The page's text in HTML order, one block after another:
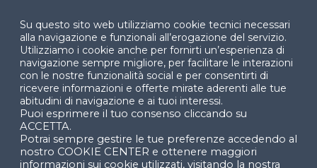
© 2024 Copyright © Politecnico di Milano Dipartimento
di Ingegneria Gestionale
Su questo sito web utilizziamo cookie tecnici necessari
alla navigazione e funzionali all’erogazione del servizio.
Utilizziamo i cookie anche per fornirti un’esperienza di
navigazione sempre migliore, per facilitare le interazioni
con le nostre funzionalità social e per consentirti di
ricevere informazioni e offerte mirate aderenti alle tue
abitudini di navigazione e ai tuoi interessi.
Puoi esprimere il tuo consenso cliccando su
ACCETTA.
Potrai sempre gestire le tue preferenze accedendo al
nostro COOKIE CENTER e ottenere maggiori
informazioni sui cookie utilizzati, visitando la nostra